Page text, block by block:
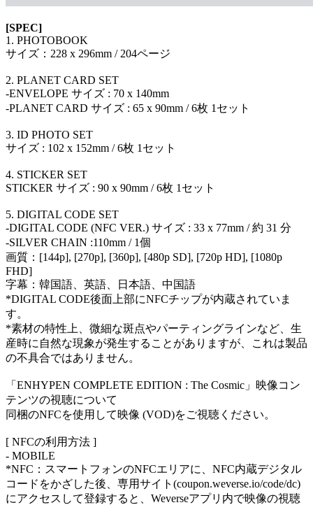
[SPEC]
1. PHOTOBOOK
サイズ：228 x 296mm / 204ページ
2. PLANET CARD SET
-ENVELOPE サイズ : 70 x 140mm
-PLANET CARD サイズ : 65 x 90mm / 6枚 1セット
3. ID PHOTO SET
サイズ : 102 x 152mm / 6枚 1セット
4. STICKER SET
STICKER サイズ : 90 x 90mm / 6枚 1セット
5. DIGITAL CODE SET
-DIGITAL CODE (NFC VER.) サイズ : 33 x 77mm / 約 31 分
-SILVER CHAIN :110mm / 1個
画質：[144p], [270p], [360p], [480p SD], [720p HD], [1080p
FHD]
字幕：韓国語、英語、日本語、中国語
*DIGITAL CODE後面上部にNFCチップが内蔵されていま
す。
*素材の特性上、微細な斑点やパーティングラインなど、生
産時に自然な現象が発生することがありますが、これは製品
の不具合ではありません。
「ENHYPEN COMPLETE EDITION : The Cosmic」映像コン
テンツの視聴について
同梱のNFCを使用して映像 (VOD)をご視聴ください。
[ NFCの利用方法 ]
- MOBILE
*NFC：スマートフォンのNFCエリアに、NFC内蔵デジタル
コードをかざした後、専用サイト(coupon.weverse.io/code/dc)
にアクセスして登録すると、Weverseアプリ内で映像の視聴